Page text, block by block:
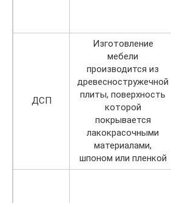
ДСП
Изготовление
мебели
производится из
древесностружечной
плиты, поверхность
которой
покрывается
лакокрасочными
материалами,
шпоном или пленкой